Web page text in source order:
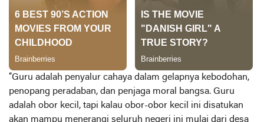
“Guru adalah penyalur cahaya dalam gelapnya kebodohan,
penopang peradaban, dan penjaga moral bangsa. Guru
adalah obor kecil, tapi kalau obor-obor kecil ini disatukan
akan mampu menerangi seluruh negeri ini mulai dari desa